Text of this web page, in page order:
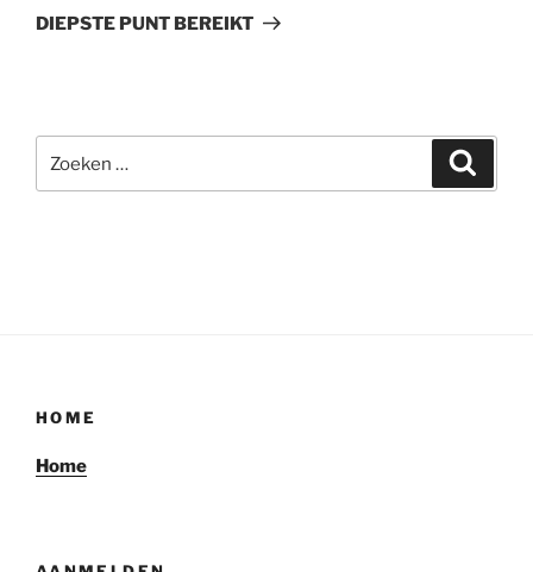
bericht
DIEPSTE PUNT BEREIKT
naar:
HOME
Home